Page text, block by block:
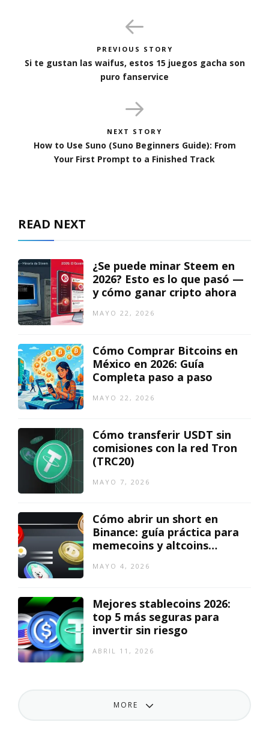
PREVIOUS STORY
Si te gustan las waifus, estos 15 juegos gacha son
puro fanservice
NEXT STORY
How to Use Suno (Suno Beginners Guide): From
Your First Prompt to a Finished Track
READ NEXT
¿Se puede minar Steem en
2026? Esto es lo que pasó —
y cómo ganar cripto ahora
MAYO 22, 2026
Cómo Comprar Bitcoins en
México en 2026: Guía
Completa paso a paso
MAYO 22, 2026
Cómo transferir USDT sin
comisiones con la red Tron
(TRC20)
MAYO 7, 2026
Cómo abrir un short en
Binance: guía práctica para
memecoins y altcoins
MAYO 4, 2026
Mejores stablecoins 2026:
top 5 más seguras para
invertir sin riesgo
ABRIL 11, 2026
MORE